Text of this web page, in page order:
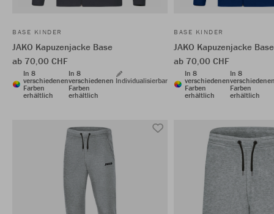
BASE KINDER
JAKO Kapuzenjacke Base
ab 70,00 CHF
In 8
verschiedenen
Farben
erhältlich
In 8
verschiedenen
Farben
erhältlich
Individualisierbar
BASE KINDER
JAKO Kapuzenjacke Base
ab 70,00 CHF
In 8
verschiedenen
Farben
erhältlich
In 8
Farben
erhältlich